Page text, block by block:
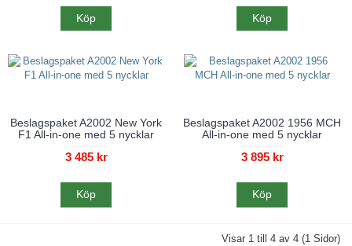
Köp Köp
Beslagspaket A2002 New York
F1 All-in-one med 5 nycklar
3 485 kr
Köp
Beslagspaket A2002 1956 MCH
All-in-one med 5 nycklar
3 895 kr
Köp
Visar 1 till 4 av 4 (1 Sidor)